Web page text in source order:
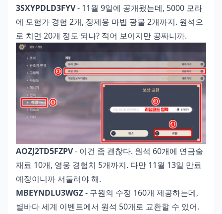
3SXYPDLD3FYV- 11월 9일에 공개됐는데, 5000 모라
에 모험가 경험 2개, 정제용 마법 광물 2개까지. 원석으
로 치면 20개 정도 되나? 적어 보이지만 공짜니까.
AOZJ2TD5FZPV- 이건 좀 괜찮다. 원석 60개에 연금술
재료 10개, 영웅 경험치 5개까지. 다만 11월 13일 만료
예정이니까 서둘러야 해.
MBEYNDLU3WGZ- 구원의 수정 160개 제공하는데,
별바다 세계 이벤트에서 원석 50개로 교환할 수 있어.